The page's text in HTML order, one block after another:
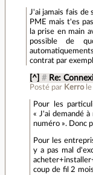
J'ai jamais fais
PME mais t'es
la prise en main
possible de
contrat par
[^] # Re:
Posté par Kerro
Pour les
« J'ai demandé
numéro ». Donc
Pour les
y a pas mal
coup de fil 2